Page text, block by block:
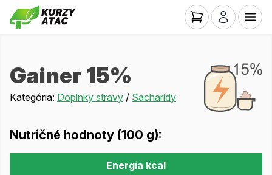
Gainer 15%
Kategória: Doplnky stravy / Sacharidy
Nutričné hodnoty (100 g):
Energia kcal